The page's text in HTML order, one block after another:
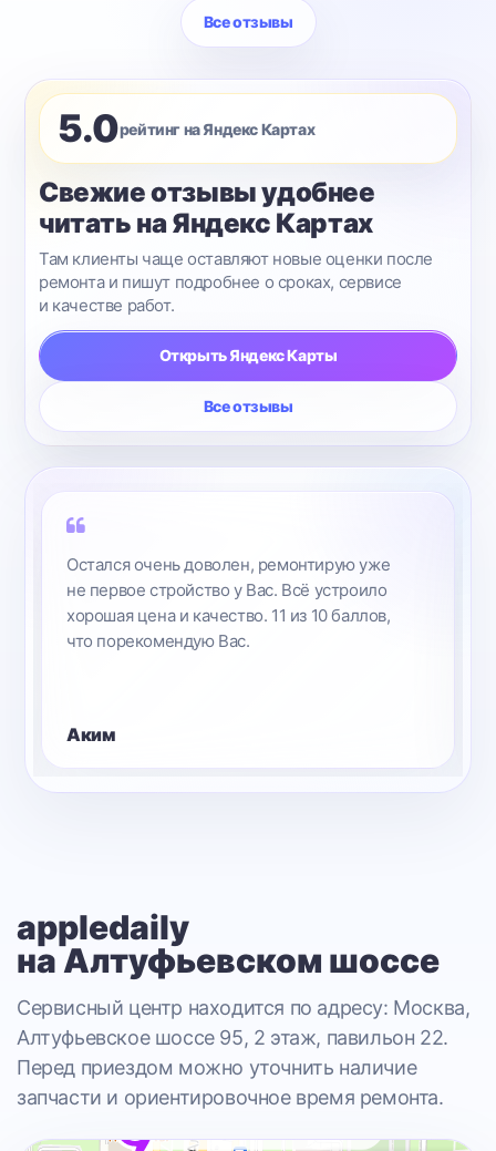
Все отзывы
5.0рейтинг на Яндекс Картах
Свежие отзывы удобнее
читать на Яндекс Картах
Там клиенты чаще оставляют новые оценки после
ремонта и пишут подробнее о сроках, сервисе
и качестве работ.
Открыть Яндекс Карты
Все отзывы
это мои знакомые ребята, всё хорошо
сделали.
Клим
appledaily
на Алтуфьевском шоссе
Сервисный центр находится по адресу: Москва,
Алтуфьевское шоссе 95, 2 этаж, павильон 22.
Перед приездом можно уточнить наличие
запчасти и ориентировочное время ремонта.